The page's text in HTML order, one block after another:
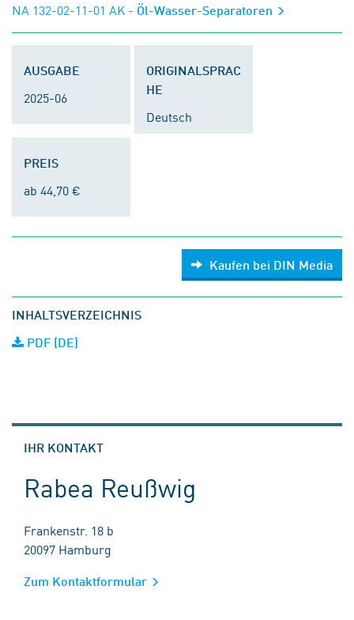
NA 132-02-11-01 AK - Öl-Wasser-Separatoren
AUSGABE
2025-06
ORIGINALSPRAC
HE
Deutsch
PREIS
ab 44,70 €
Kaufen bei DIN Media
INHALTSVERZEICHNIS
PDF (DE)
IHR KONTAKT
Rabea Reußwig
Frankenstr. 18 b
20097 Hamburg
Zum Kontaktformular